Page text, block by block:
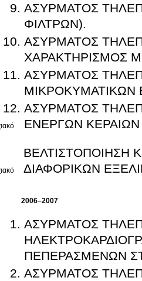
ΑΣΥΡΜΑΤΟΣ
ΦΙΛΤΡΩΝ).
ΑΣΥΡΜΑΤΟΣ
ΧΑΡΑΚΤΗΡΙΣΜΟΣ
ΑΣΥΡΜΑΤΟΣ
ΑΣΥΡΜΑΤΟΣ
ΕΝΕΡΓΩΝ ΚΕΡΑΙΩΝ
ΒΕΛΤΙΣΤΟΠΟΙΗΣΗ
ΔΙΑΦΟΡΙΚΩΝ
2006–2007
ΑΣΥΡΜΑΤΟΣ
ΠΕΠΕΡΑΣΜΕΝΩΝ
ΑΣΥΡΜΑΤΟΣ